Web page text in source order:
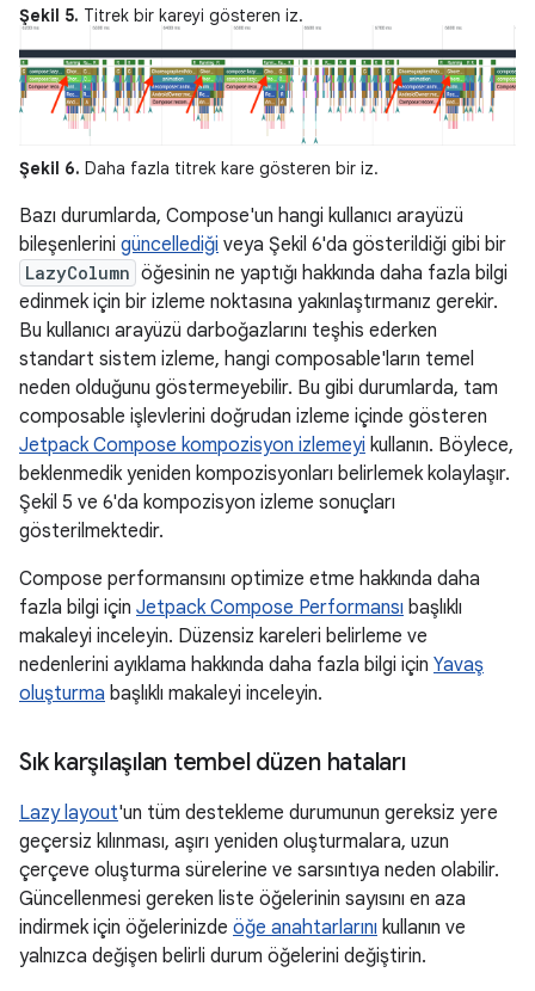
Şekil 5. Titrek bir kareyi gösteren iz.
Şekil 6. Daha fazla titrek kare gösteren bir iz.
Bazı durumlarda, Compose'un hangi kullanıcı arayüzü
bileşenlerini güncellediği veya Şekil 6'da gösterildiği gibi bir
LazyColumn öğesinin ne yaptığı hakkında daha fazla bilgi
edinmek için bir izleme noktasına yakınlaştırmanız gerekir.
Bu kullanıcı arayüzü darboğazlarını teşhis ederken
standart sistem izleme, hangi composable'ların temel
neden olduğunu göstermeyebilir. Bu gibi durumlarda, tam
composable işlevlerini doğrudan izleme içinde gösteren
Jetpack Compose kompozisyon izlemeyi kullanın. Böylece,
beklenmedik yeniden kompozisyonları belirlemek kolaylaşır.
Şekil 5 ve 6'da kompozisyon izleme sonuçları
gösterilmektedir.
Compose performansını optimize etme hakkında daha
fazla bilgi için Jetpack Compose Performansı başlıklı
makaleyi inceleyin. Düzensiz kareleri belirleme ve
nedenlerini ayıklama hakkında daha fazla bilgi için Yavaş
oluşturma başlıklı makaleyi inceleyin.
Sık karşılaşılan tembel düzen hataları
Lazy layout'un tüm destekleme durumunun gereksiz yere
geçersiz kılınması, aşırı yeniden oluşturmalara, uzun
çerçeve oluşturma sürelerine ve sarsıntıya neden olabilir.
Güncellenmesi gereken liste öğelerinin sayısını en aza
indirmek için öğelerinizde öğe anahtarlarını kullanın ve
yalnızca değişen belirli durum öğelerini değiştirin.